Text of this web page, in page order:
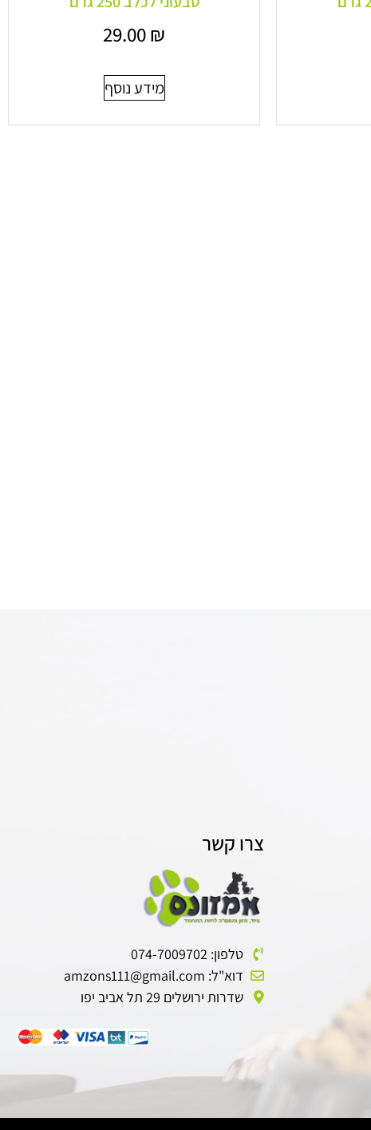
29.00₪
מידע נוסף
צרו קשר
טלפון: 074-7009702
דוא"ל: amzons111@gmail.com
שדרות ירושלים 29 תל אביב יפו